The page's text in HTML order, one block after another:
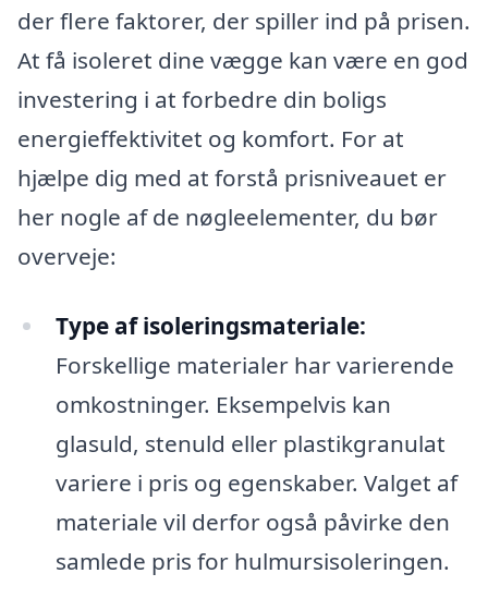
der flere faktorer, der spiller ind på prisen.
At få isoleret dine vægge kan være en god
investering i at forbedre din boligs
energieffektivitet og komfort. For at
hjælpe dig med at forstå prisniveauet er
her nogle af de nøgleelementer, du bør
overveje:
Type af isoleringsmateriale:
Forskellige materialer har varierende
omkostninger. Eksempelvis kan
glasuld, stenuld eller plastikgranulat
variere i pris og egenskaber. Valget af
materiale vil derfor også påvirke den
samlede pris for hulmursisoleringen.